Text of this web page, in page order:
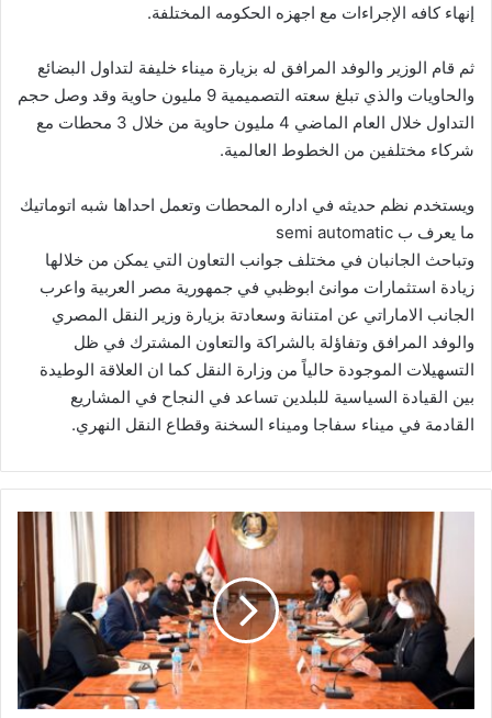
إنهاء كافه الإجراءات مع اجهزه الحكومه المختلفة.
ثم قام الوزير والوفد المرافق له بزيارة ميناء خليفة لتداول البضائع
والحاويات والذي تبلغ سعته التصميمية 9 مليون حاوية وقد وصل حجم
التداول خلال العام الماضي 4 مليون حاوية من خلال 3 محطات مع
شركاء مختلفين من الخطوط العالمية.
ويستخدم نظم حديثه في اداره المحطات وتعمل احداها شبه اتوماتيك
ما يعرف ب semi automatic
وتباحث الجانبان في مختلف جوانب التعاون التي يمكن من خلالها
زيادة استثمارات موانئ ابوظبي في جمهورية مصر العربية واعرب
الجانب الاماراتي عن امتنانة وسعادتة بزيارة وزير النقل المصري
والوفد المرافق وتفاؤلة بالشراكة والتعاون المشترك في ظل
التسهيلات الموجودة حالياً من وزارة النقل كما ان العلاقة الوطيدة
بين القيادة السياسية للبلدين تساعد في النجاح في المشاريع
القادمة في ميناء سفاجا وميناء السخنة وقطاع النقل النهري.
جامع تبحث
الهجرة
استعدادت
عقد
مؤتمر
مصر
تستطيع